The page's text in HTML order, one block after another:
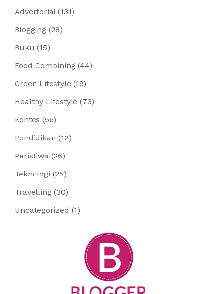
Advertorial(131)
Blogging (28)
Buku (15)
Food Combining (44)
Green Lifestyle (19)
Healthy Lifestyle (73)
Kontes (56)
Pendidikan (12)
Peristiwa (26)
Teknologi (25)
Travelling (30)
Uncategorized (1)